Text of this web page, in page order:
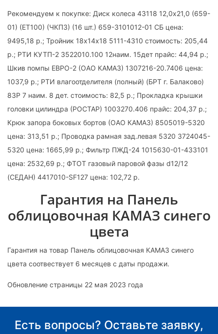
Рекомендуем к покупке: Диск колеса 43118 12,0х21,0 (659-
01) (ЕТ100) (ЧКПЗ) (16 шт.) 659-3101012-01 СБ цена:
9495,18 р.; Тройник 18х14х18 5111-4310 стоимость: 205,44
р.; РТИ КУТП-2 3522010.100 12наим. 15дет прайс: 44,94 р.;
Шкив помпы ЕВРО-2 (ОАО КАМАЗ) 1307216-20.7406 цена:
1037,9 р.; РТИ влагоотделителя (полный) (БРТ г. Балаково)
83Р 7 наим. 8 дет. стоимость: 82,5 р.; Прокладка крышки
головки цилиндра (РОСТАР) 1003270.406 прайс: 204,37 р.;
Крюк запора боковых бортов (ОАО КАМАЗ) 8505019-5320
цена: 313,51 р.; Проводка рамная зад.левая 5320 3724045-
5320 цена: 1665,99 р.; Фильтр ПЖД-24 1015630-01-433101
цена: 2532,69 р.; ФТОТ газовый паровой фазы d12/12
(СЕДАН) 4417010-SF127 цена: 102,72 р.
Гарантия на Панель
облицовочная КАМАЗ синего
цвета
Гарантия на товар Панель облицовочная КАМАЗ синего
цвета соотвествует 6 месяцев с даты продажи.
Обновление страницы 22 мая 2023 года
Есть вопросы? Оставьте заявку,